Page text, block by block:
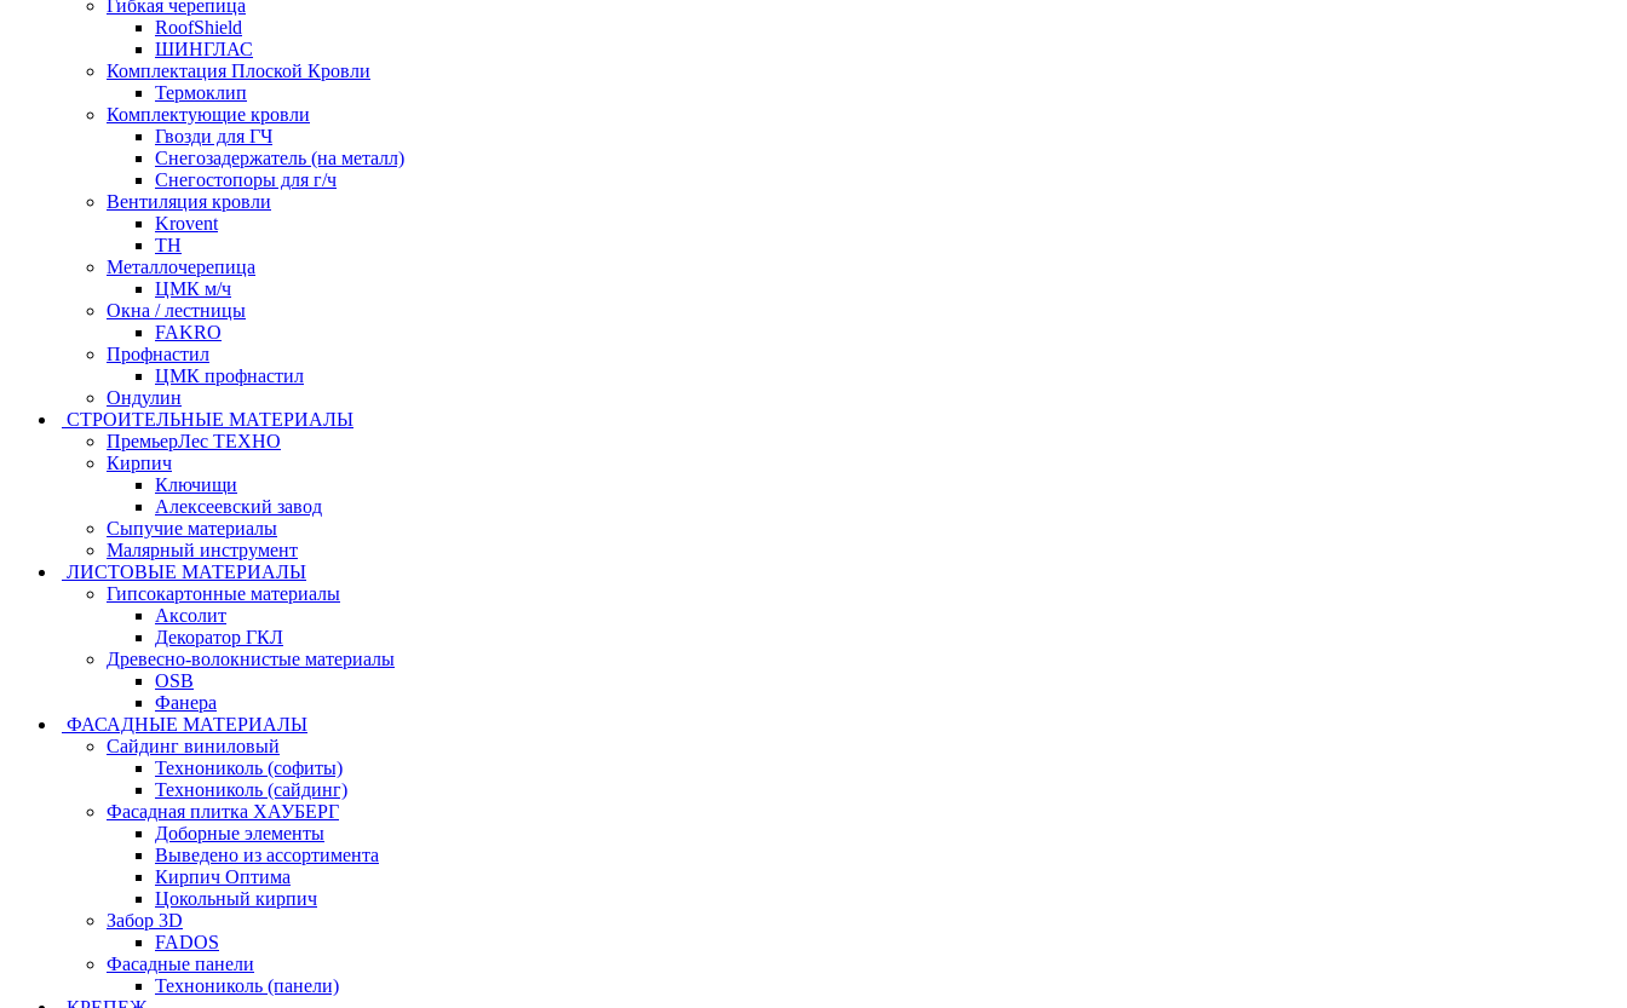
Гибкая черепица
RoofShield
ШИНГЛАС
Комплектация Плоской Кровли
Термоклип
Комплектующие кровли
Гвозди для ГЧ
Снегозадержатель (на металл)
Снегостопоры для г/ч
Вентиляция кровли
Krovent
ТН
Металлочерепица
ЦМК м/ч
Окна / лестницы
FAKRO
Профнастил
ЦМК профнастил
Ондулин
СТРОИТЕЛЬНЫЕ МАТЕРИАЛЫ
ПремьерЛес ТЕХНО
Кирпич
Ключищи
Алексеевский завод
Сыпучие материалы
Малярный инструмент
ЛИСТОВЫЕ МАТЕРИАЛЫ
Гипсокартонные материалы
Аксолит
Декоратор ГКЛ
Древесно-волокнистые материалы
OSB
Фанера
ФАСАДНЫЕ МАТЕРИАЛЫ
Сайдинг виниловый
Технониколь (софиты)
Технониколь (сайдинг)
Фасадная плитка ХАУБЕРГ
Доборные элементы
Выведено из ассортимента
Кирпич Оптима
Цокольный кирпич
Забор 3D
FADOS
Фасадные панели
Технониколь (панели)